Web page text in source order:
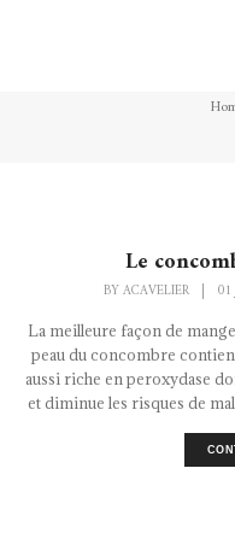
Le
BYACAVELIER |
La meilleure façon de
peau du concombre
aussi riche en peroxydase
et diminue les risques de